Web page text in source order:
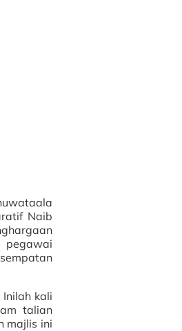
Naib
pegawai
kali
talian
majlis ini